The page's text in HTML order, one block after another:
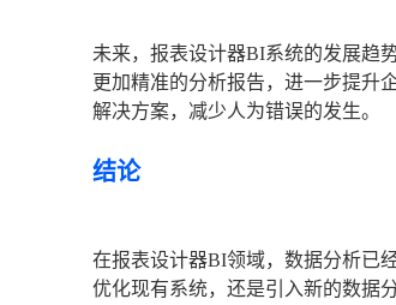
未来，报表设计器BI系统的发展趋
更加精准的分析报告，进一步提升
解决方案，减少人为错误的发生。
结论
在报表设计器BI领域，数据分析已
优化现有系统，还是引入新的数据